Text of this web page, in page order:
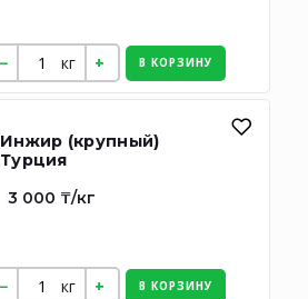
кг В КОРЗИНУ
Инжир (крупный)
Турция
3 000 ₸/кг
кг В КОРЗИНУ